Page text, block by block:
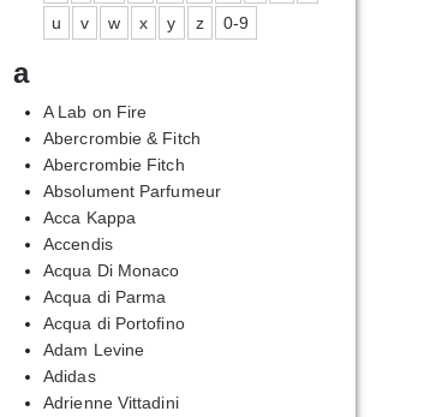
u
v w x y z 0-9
a
A Lab on Fire
Abercrombie & Fitch
Abercrombie Fitch
Absolument Parfumeur
Acca Kappa
Accendis
Acqua Di Monaco
Acqua di Parma
Acqua di Portofino
Adam Levine
Adidas
Adrienne Vittadini